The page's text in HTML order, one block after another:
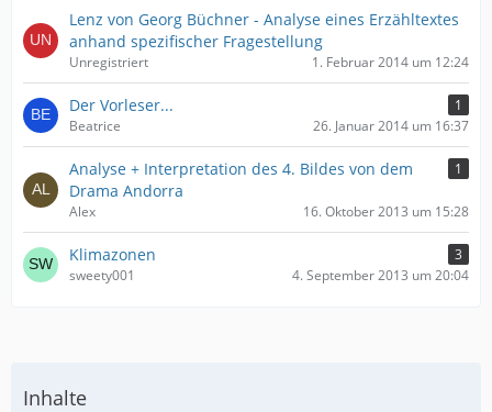
Lenz von Georg Büchner - Analyse eines Erzähltextes
anhand spezifischer Fragestellung
Unregistriert 1. Februar 2014 um 12:24
Der Vorleser...
1
Beatrice
26. Januar 2014 um 16:37
Analyse + Interpretation des 4. Bildes von dem
Drama Andorra
1
Alex 16. Oktober 2013 um 15:28
Klimazonen
3
sweety001
4. September 2013 um 20:04
Inhalte